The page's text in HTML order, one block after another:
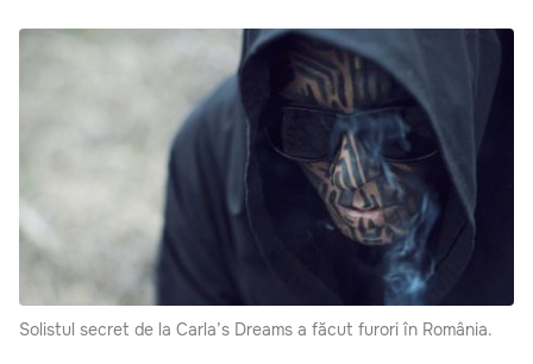
Solistul secret de la Carla’s Dreams a făcut furori în România.